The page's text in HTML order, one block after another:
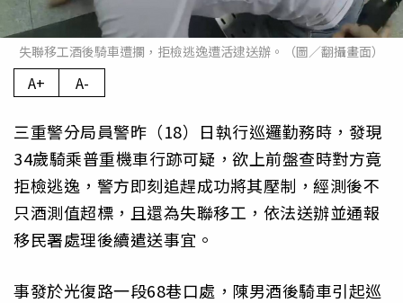
失聯移工酒後騎車遭攔，拒檢逃逸遭活逮送辦。（圖／翻攝畫面）
A+ A-
三重警分局員警昨（18）日執行巡邏勤務時，發現
34歲騎乘普重機車行跡可疑，欲上前盤查時對方竟
拒檢逃逸，警方即刻追趕成功將其壓制，經測後不
只酒測值超標，且還為失聯移工，依法送辦並通報
移民署處理後續遣送事宜。
事發於光復路一段68巷口處，陳男酒後騎車引起巡